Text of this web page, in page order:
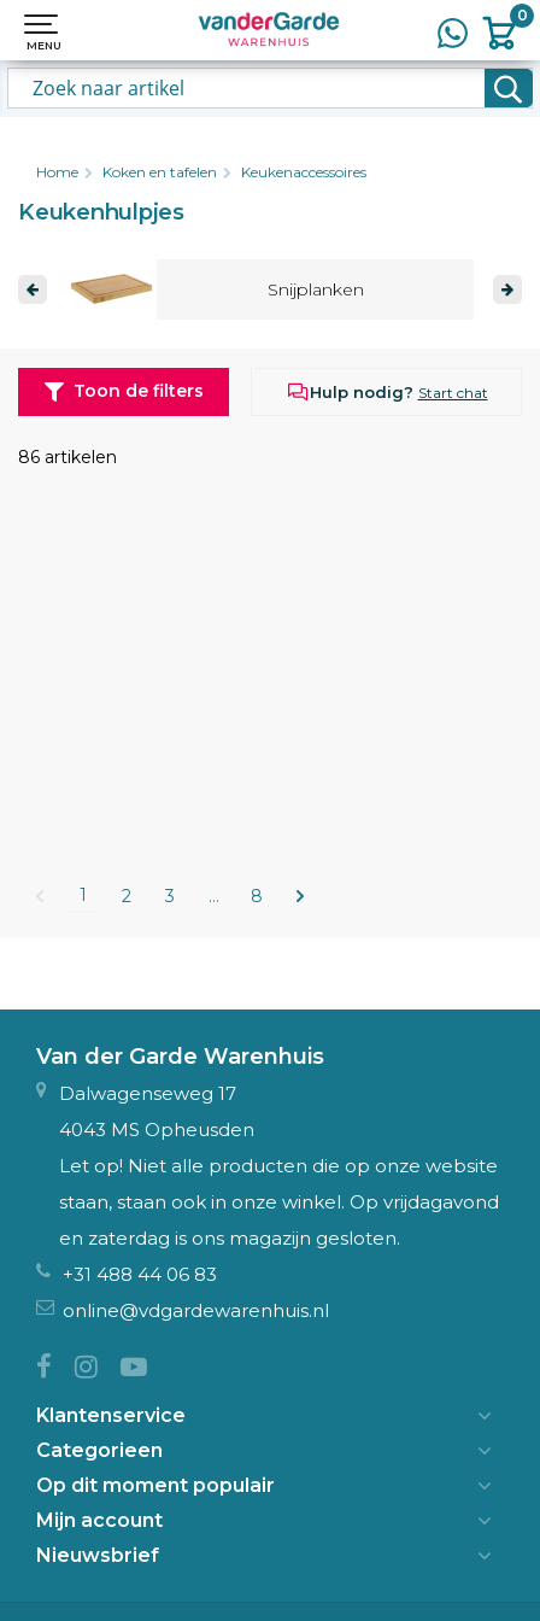
0
MENU
0
MENU
Home Koken en tafelen Keukenaccessoires
Keukenhulpjes
Snijplanken
Hulp nodig? Start chat
86 artikelen
1 2 3 … 8
Toon de filters
Van der Garde Warenhuis
Dalwagenseweg 17
4043 MS Opheusden
Let op! Niet alle producten die op onze website
staan, staan ook in onze winkel. Op vrijdagavond
en zaterdag is ons magazijn gesloten.
+31 488 44 06 83
online@vdgardewarenhuis.nl
Klantenservice
Categorieen
Op dit moment populair
Mijn account
Nieuwsbrief